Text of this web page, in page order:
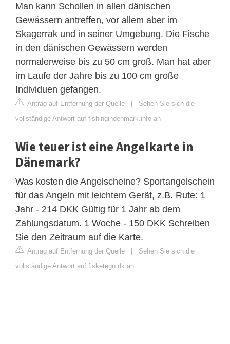
Man kann Schollen in allen dänischen
Gewässern antreffen, vor allem aber im
Skagerrak und in seiner Umgebung. Die Fische
in den dänischen Gewässern werden
normalerweise bis zu 50 cm groß. Man hat aber
im Laufe der Jahre bis zu 100 cm große
Individuen gefangen.
Antrag auf Entfernung der Quelle | Sehen Sie sich die
vollständige Antwort auf fishingindenmark.info an
Wie teuer ist eine Angelkarte in
Dänemark?
Was kosten die Angelscheine? Sportangelschein
für das Angeln mit leichtem Gerät, z.B. Rute: 1
Jahr - 214 DKK Gültig für 1 Jahr ab dem
Zahlungsdatum. 1 Woche - 150 DKK Schreiben
Sie den Zeitraum auf die Karte.
Antrag auf Entfernung der Quelle | Sehen Sie sich die
vollständige Antwort auf fisketegn.dk an